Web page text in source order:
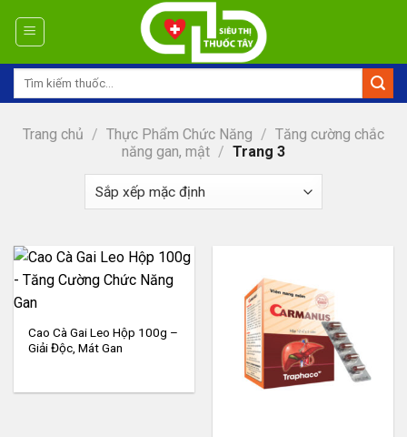
Tìm
Trang chủ / Thực Phẩm Chức Năng / Tăng cường chắc
năng gan, mật / Trang 3
Cao Cà Gai Leo Hộp 100g –
Giải Độc, Mát Gan